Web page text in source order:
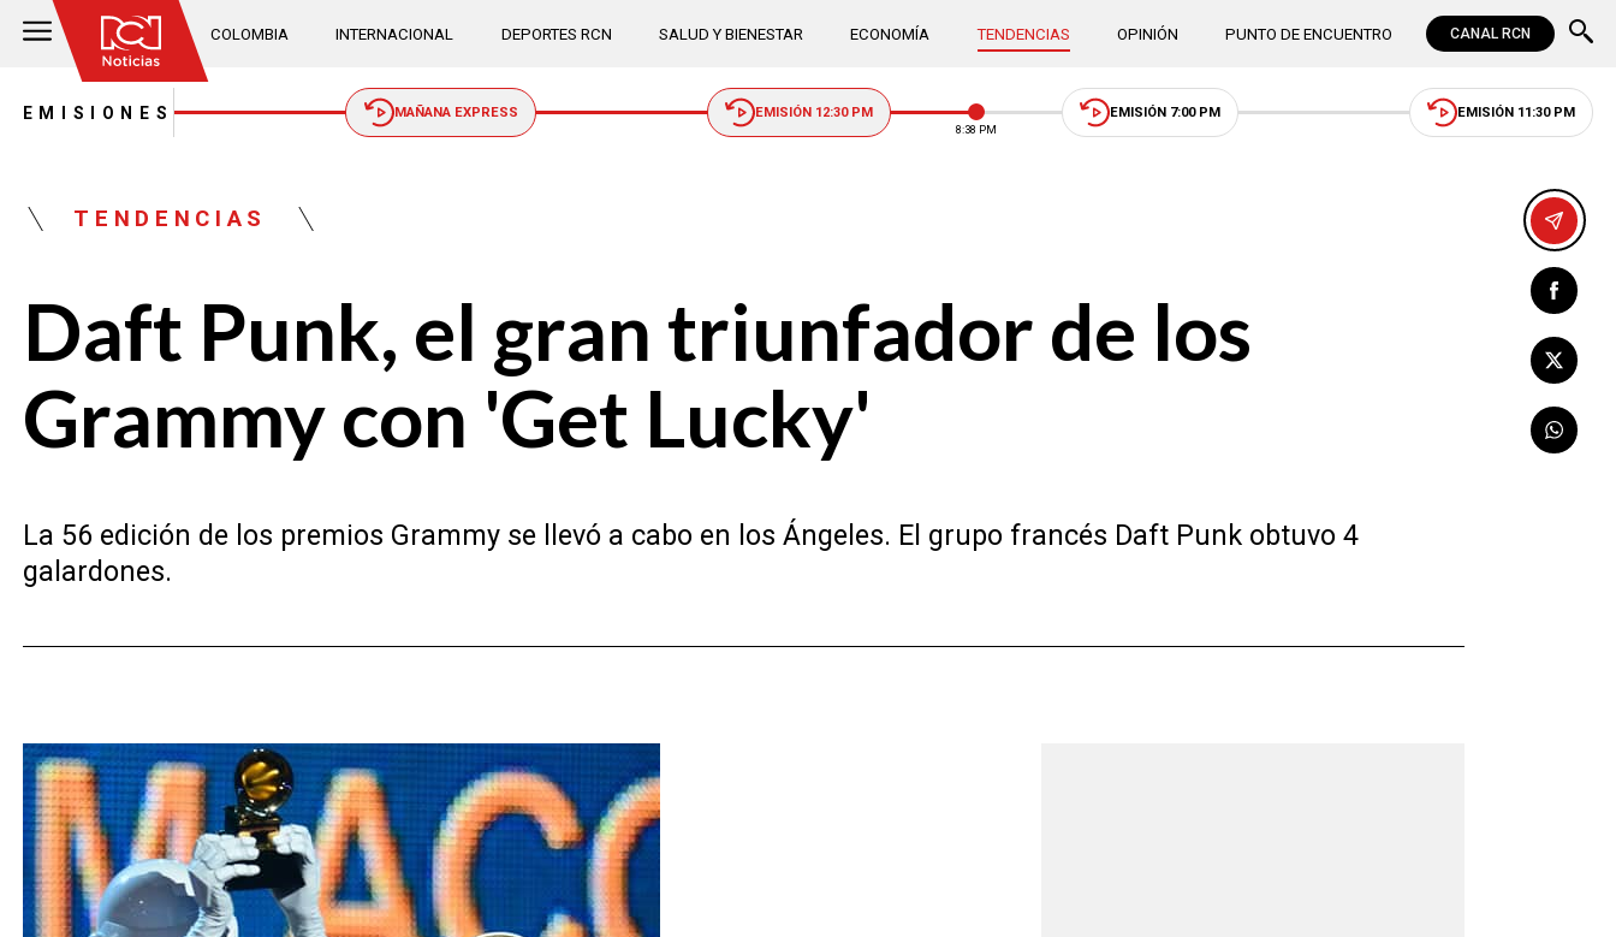
COLOMBIA INTERNACIONAL DEPORTES RCN SALUD Y BIENESTAR ECONOMÍA TENDENCIAS OPINIÓN PUNTO DE ENCUENTRO CANAL RCN
EMISIONES MAÑANA EXPRESS EMISIÓN 12:30 PM
8:38 PM
EMISIÓN 7:00 PM EMISIÓN 11:30 PM
TENDENCIAS
Daft Punk, el gran triunfador de los
Grammy con 'Get Lucky'
La 56 edición de los premios Grammy se llevó a cabo en los Ángeles. El grupo francés Daft Punk obtuvo 4
galardones.